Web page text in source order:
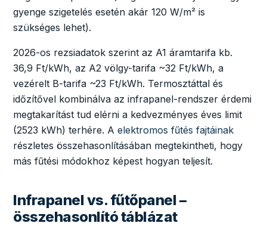
gyenge szigetelés esetén akár 120 W/m² is
szükséges lehet).
2026-os rezsiadatok szerint az A1 áramtarifa kb.
36,9 Ft/kWh, az A2 völgy-tarifa ~32 Ft/kWh, a
vezérelt B-tarifa ~23 Ft/kWh. Termosztáttal és
időzítővel kombinálva az infrapanel-rendszer érdemi
megtakarítást tud elérni a kedvezményes éves limit
(2523 kWh) terhére. A elektromos fűtés fajtáinak
részletes összehasonlításában megtekintheti, hogy
más fűtési módokhoz képest hogyan teljesít.
Infrapanel vs. fűtőpanel –
összehasonlító táblázat